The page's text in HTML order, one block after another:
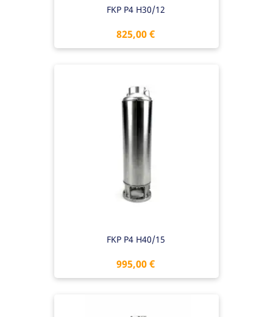
FKP P4 H30/12
Preis
825,00 €
FKP P4 H40/15
Preis
995,00 €